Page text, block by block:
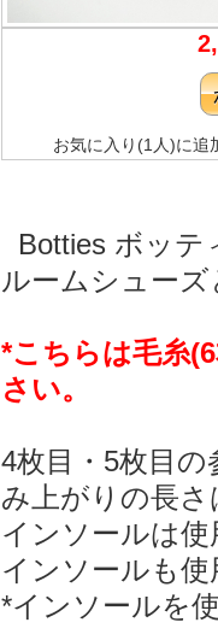
お気に入り(1人)に追
Botties ボッテ
ルームシュー
*こちらは毛糸
さい。
4枚目・5枚目
み上がりの長
インソールは
インソールも
*インソールを